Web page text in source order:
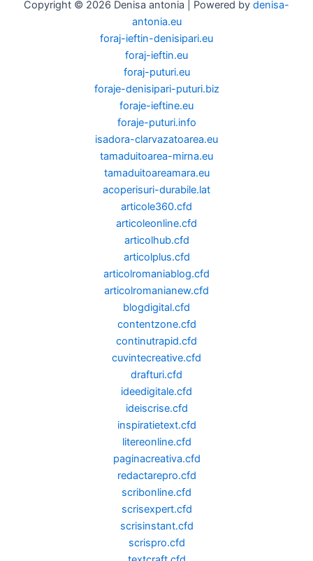
Copyright © 2026 Denisa antonia | Powered by denisa-
antonia.eu
foraj-ieftin-denisipari.eu
foraj-ieftin.eu
foraj-puturi.eu
foraje-denisipari-puturi.biz
foraje-ieftine.eu
foraje-puturi.info
isadora-clarvazatoarea.eu
tamaduitoarea-mirna.eu
tamaduitoareamara.eu
acoperisuri-durabile.lat
articole360.cfd
articoleonline.cfd
articolhub.cfd
articolplus.cfd
articolromaniablog.cfd
articolromanianew.cfd
blogdigital.cfd
contentzone.cfd
continutrapid.cfd
cuvintecreative.cfd
drafturi.cfd
ideedigitale.cfd
ideiscrise.cfd
inspiratietext.cfd
litereonline.cfd
paginacreativa.cfd
redactarepro.cfd
scribonline.cfd
scrisexpert.cfd
scrisinstant.cfd
scrispro.cfd